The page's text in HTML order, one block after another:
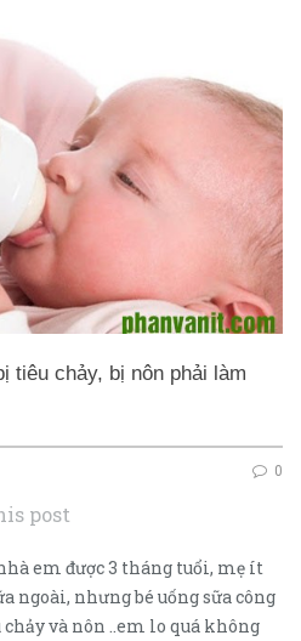
tiêu chảy, bị nôn phải làm
0
post
em được 3 tháng tuổi, mẹ ít
ngoài, nhưng bé uống sữa công
và nôn ..em lo quá không